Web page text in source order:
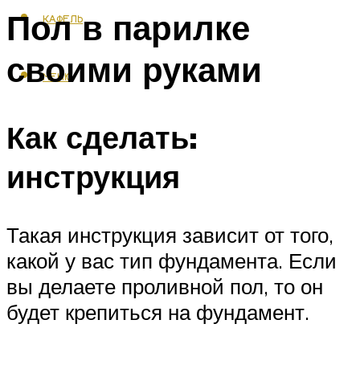
КАФЕЛЬ
МЕНЮ
Пол в парилке
своими руками
Как сделать:
инструкция
Такая инструкция зависит от того,
какой у вас тип фундамента. Если
вы делаете проливной пол, то он
будет крепиться на фундамент.